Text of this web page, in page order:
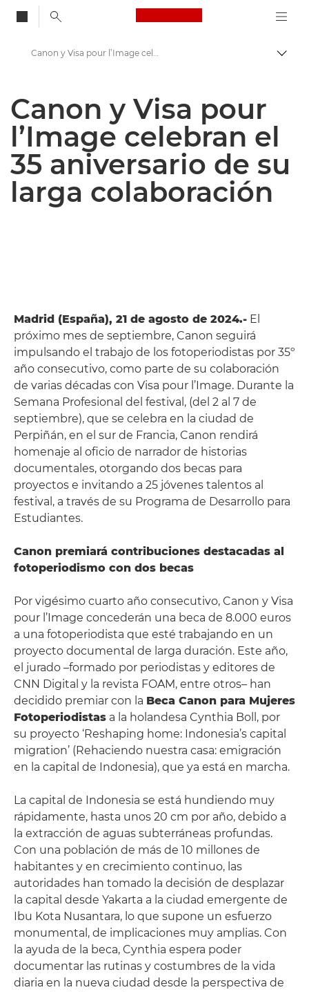
Canon Logo, back
Centro de prensa
Comunicados de prensa: Centro de prensa de Canon
Canon y Visa pour l’Image celebran el 35 aniversario de su larga colaboración - Centro de prensa de Canon
Canon y Visa pour
l’Image celebran el
35 aniversario de su
larga colaboración
Madrid (España), 21 de agosto de 2024.- El
próximo mes de septiembre, Canon seguirá
impulsando el trabajo de los fotoperiodistas por 35º
año consecutivo, como parte de su colaboración
de varias décadas con Visa pour l’Image. Durante la
Semana Profesional del festival, (del 2 al 7 de
septiembre), que se celebra en la ciudad de
Perpiñán, en el sur de Francia, Canon rendirá
homenaje al oficio de narrador de historias
documentales, otorgando dos becas para
proyectos e invitando a 25 jóvenes talentos al
festival, a través de su Programa de Desarrollo para
Estudiantes.
Canon premiará contribuciones destacadas al
fotoperiodismo con dos becas
Por vigésimo cuarto año consecutivo, Canon y Visa
pour l’Image concederán una beca de 8.000 euros
a una fotoperiodista que esté trabajando en un
proyecto documental de larga duración. Este año,
el jurado –formado por periodistas y editores de
CNN Digital y la revista FOAM, entre otros– han
decidido premiar con la Beca Canon para Mujeres
Fotoperiodistas a la holandesa Cynthia Boll, por
su proyecto ‘Reshaping home: Indonesia’s capital
migration’ (Rehaciendo nuestra casa: emigración
en la capital de Indonesia), que ya está en marcha.
La capital de Indonesia se está hundiendo muy
rápidamente, hasta unos 20 cm por año, debido a
la extracción de aguas subterráneas profundas.
Con una población de más de 10 millones de
habitantes y en crecimiento continuo, las
autoridades han tomado la decisión de desplazar
la capital desde Yakarta a la ciudad emergente de
Ibu Kota Nusantara, lo que supone un esfuerzo
monumental, de implicaciones muy amplias. Con
la ayuda de la beca, Cynthia espera poder
documentar las rutinas y costumbres de la vida
diaria en la nueva ciudad desde la perspectiva de